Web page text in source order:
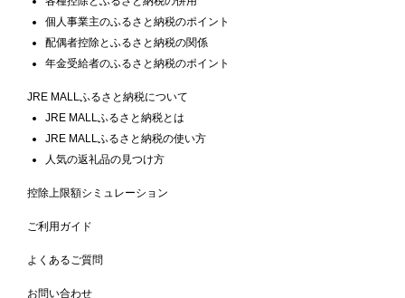
個人事業主のふるさと納税のポイント
配偶者控除とふるさと納税の関係
年金受給者のふるさと納税のポイント
JRE MALLふるさと納税について
JRE MALLふるさと納税とは
JRE MALLふるさと納税の使い方
人気の返礼品の見つけ方
控除上限額シミュレーション
ご利用ガイド
よくあるご質問
お問い合わせ